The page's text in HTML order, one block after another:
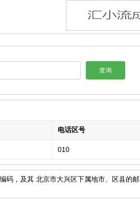
查询
电话区号
010
码，及其 北京市大兴区下属地市、区县的邮